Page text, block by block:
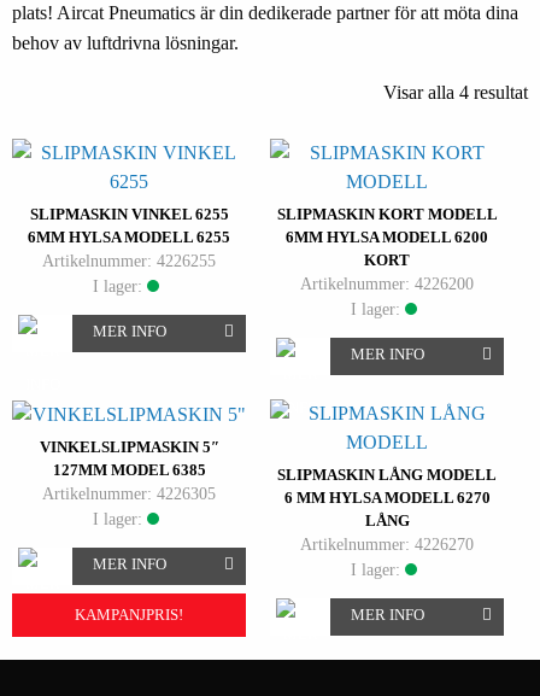
plats! Aircat Pneumatics är din dedikerade partner för att möta dina
behov av luftdrivna lösningar.
Visar alla 4 resultat
SLIPMASKIN VINKEL 6255
6MM HYLSA MODELL 6255
Artikelnummer: 4226255
I lager:
MER INFO
SLIPMASKIN KORT MODELL
6MM HYLSA MODELL 6200
KORT
Artikelnummer: 4226200
I lager:
MER INFO
VINKELSLIPMASKIN 5″
127MM MODEL 6385
Artikelnummer: 4226305
I lager:
MER INFO
KAMPANJPRIS!
SLIPMASKIN LÅNG MODELL
6 MM HYLSA MODELL 6270
LÅNG
Artikelnummer: 4226270
I lager:
MER INFO